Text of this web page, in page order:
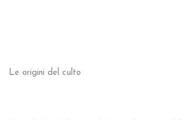
Le origini del culto